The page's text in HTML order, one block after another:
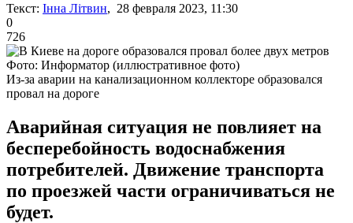
Текст: Інна Літвин, 28 февраля 2023, 11:30
0
726
Фото: Информатор (иллюстративное фото)
Из-за аварии на канализационном коллекторе образовался
провал на дороге
Аварийная ситуация не повлияет на
бесперебойность водоснабжения
потребителей. Движение транспорта
по проезжей части ограничиваться не
будет.